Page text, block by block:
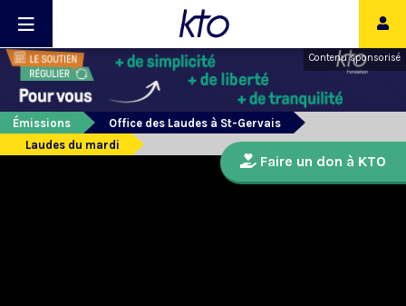
Contenu sponsorisé
Émissions
Office des Laudes à St-Gervais
Laudes du mardi
Faire un don à KTO